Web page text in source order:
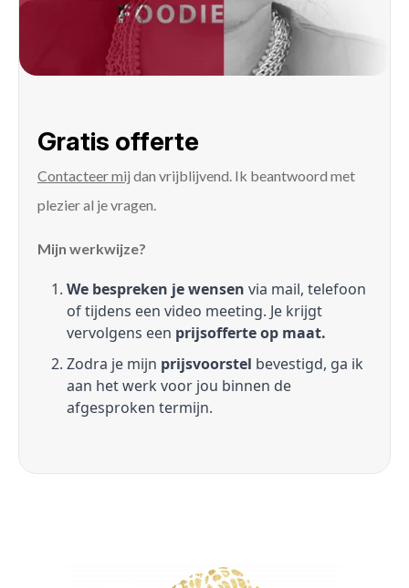
Gratis offerte
Contacteer mij dan vrijblijvend. Ik beantwoord met
plezier al je vragen.
Mijn werkwijze?
We bespreken je wensen via mail, telefoon
of tijdens een video meeting. Je krijgt
vervolgens een prijsofferte op maat.
Zodra je mijn prijsvoorstel bevestigd, ga ik
aan het werk voor jou binnen de
afgesproken termijn.